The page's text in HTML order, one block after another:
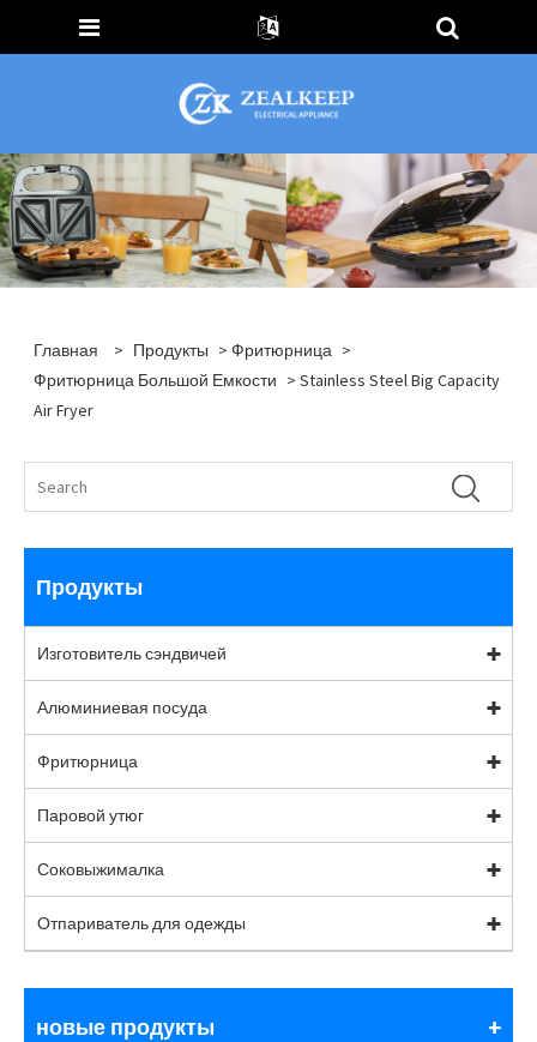
Главная > Продукты >Фритюрница >
Фритюрница Большой Емкости > Stainless Steel Big Capacity
Air Fryer
Продукты
Изготовитель сэндвичей
Алюминиевая посуда
Фритюрница
Паровой утюг
Соковыжималка
Отпариватель для одежды
новые продукты